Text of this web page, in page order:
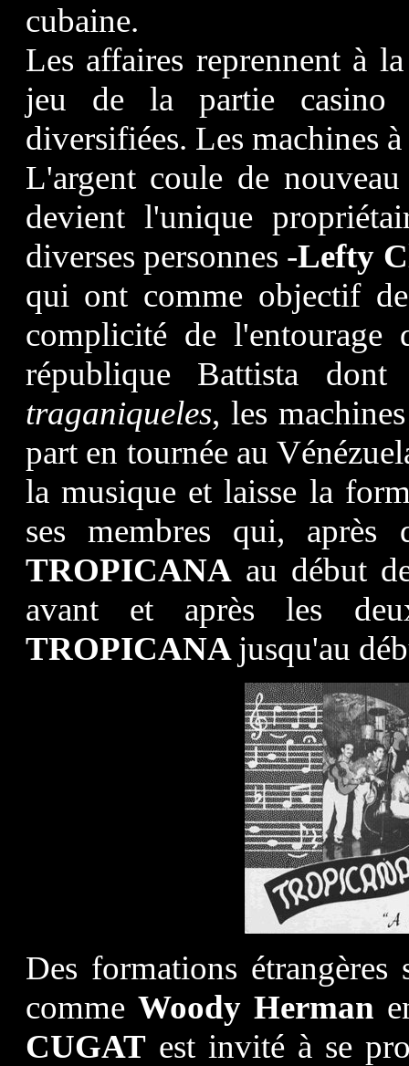
cubaine.
Les affaires reprennent à
jeu de la partie casino
diversifiées. Les machines
L'argent coule de
devient l'unique
diverses personnes -Lefty
qui ont comme objectif
complicité de
république Battista
traganiqueles, les
part en tournée au
la musique et laisse la
ses membres qui, après
TROPICANAau début
avant et après les
TROPICANAjusqu'au
Des formations étrangères
comme Woody Herman
CUGATest invité à se